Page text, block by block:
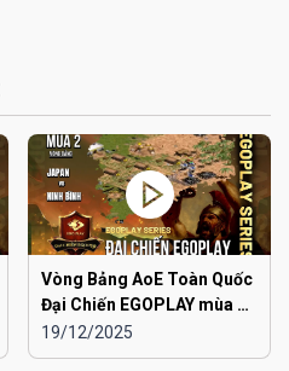
Vòng Bảng AoE Toàn Quốc
Đại Chiến EGOPLAY mùa 2 |
Japan vs Ninh Bình
19/12/2025